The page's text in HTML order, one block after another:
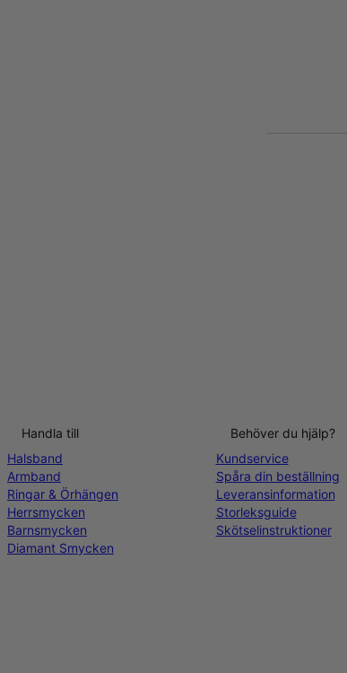
Handla till
Halsband
Armband
Ringar & Örhängen
Herrsmycken
Barnsmycken
Diamant Smycken
Behöver du hjälp?
Kundservice
Spåra din beställning
Leveransinformation
Storleksguide
Skötselinstruktioner